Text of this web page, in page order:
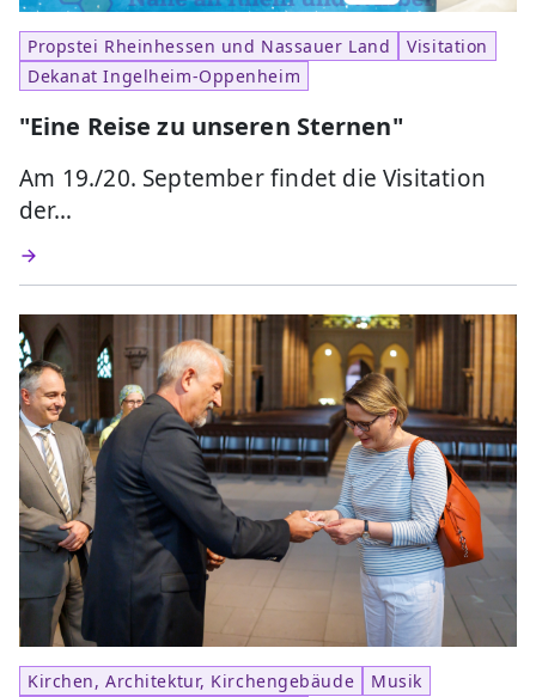
Propstei Rheinhessen und Nassauer Land
Visitation
Dekanat Ingelheim-Oppenheim
"Eine Reise zu unseren Sternen"
Am 19./20. September findet die Visitation
der…
Kirchen, Architektur, Kirchengebäude
Musik